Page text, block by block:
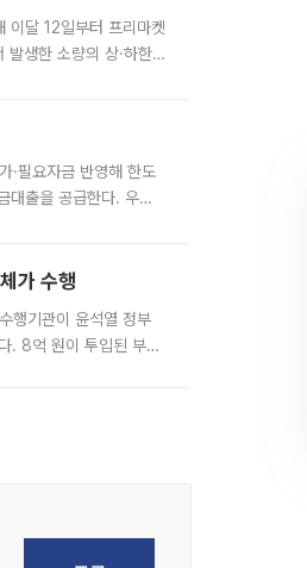
이달 12일부터 프리마켓
발생한 소량의 상·하한
·필요자금 반영해 한도
대출을 공급한다. 우리
가 수행
행기관이 윤석열 정부
. 8억 원이 투입된 부산